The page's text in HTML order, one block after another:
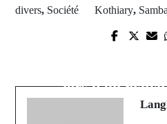
divers, Société
Kothiary,
Prev
des
lors d'un match